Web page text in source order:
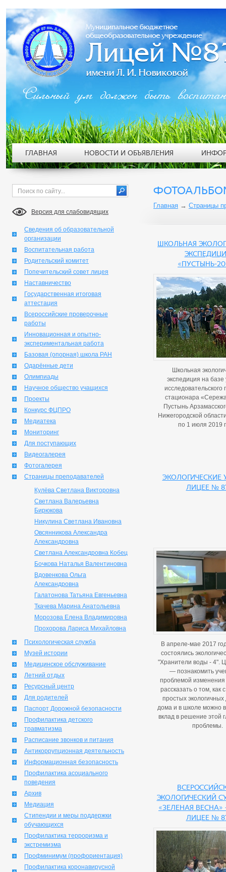
Версия для слабовидящих
Сведения об образовательной
организации
Воспитательная работа
Родительский комитет
Попечительский совет лицея
Наставничество
Государственная итоговая
аттестация
Всероссийские проверочные
работы
Инновационная и опытно-
экспериментальная работа
Базовая (опорная) школа РАН
Одарённые дети
Олимпиады
Научное общество учащихся
Проекты
Конкурс ФЦПРО
Медиатека
Мониторинг
Для поступающих
Видеогалерея
Фотогалерея
Страницы преподавателей
Кулёва Светлана Викторовна
Светлана Валерьевна
Бирюкова
Никулина Светлана Ивановна
Овсянникова Александра
Александровна
Светлана Александровна Кобец
Бочкова Наталья Валентиновна
Вдовенкова Ольга
Александровна
Галатонова Татьяна Евгеньевна
Ткачева Марина Анатольевна
Морозова Елена Владимировна
Прохорова Лариса Михайловна
Психологическая служба
Музей истории
Медицинское обслуживание
Летний отдых
Ресурсный центр
Для родителей
Паспорт Дорожной безопасности
Профилактика детского
травматизма
Расписание звонков и питания
Антикоррупционная деятельность
Информационная безопасность
Профилактика асоциального
поведения
Архив
Медиация
Стипендии и меры поддержки
обучающихся
Профилактика терроризма и
экстремизма
Профминимум (профориентация)
Профилактика коронавирусной
Главная → Страницы
Школьная
«Пустынь-
Школьная
экспедиция на базе
исследовательского
стационара
Пустынь
Нижегородской
по 1 июля 2019
Экологические
лицее №
В апреле-мае 2017
состоялись
"Хранители воды - 4".
— познакомить
проблемой изменения
рассказать о том, как
простых экологичных
дома и в школе можно
вклад в решение этой
проблемы.
экологический
«Зеленая Весна»
лицее №
Сильный ум должен быть
ГЛАВНАЯ НОВОСТИ И ОБЪЯВЛЕНИЯ